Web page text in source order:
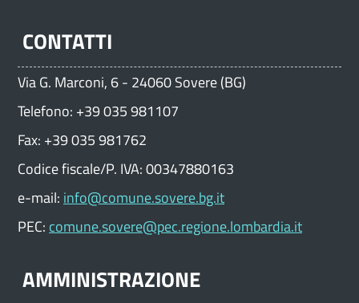
CONTATTI
Via G. Marconi, 6 - 24060 Sovere (BG)
Telefono: +39 035 981107
Fax: +39 035 981762
Codice fiscale/P. IVA: 00347880163
e-mail: info@comune.sovere.bg.it
PEC: comune.sovere@pec.regione.lombardia.it
AMMINISTRAZIONE